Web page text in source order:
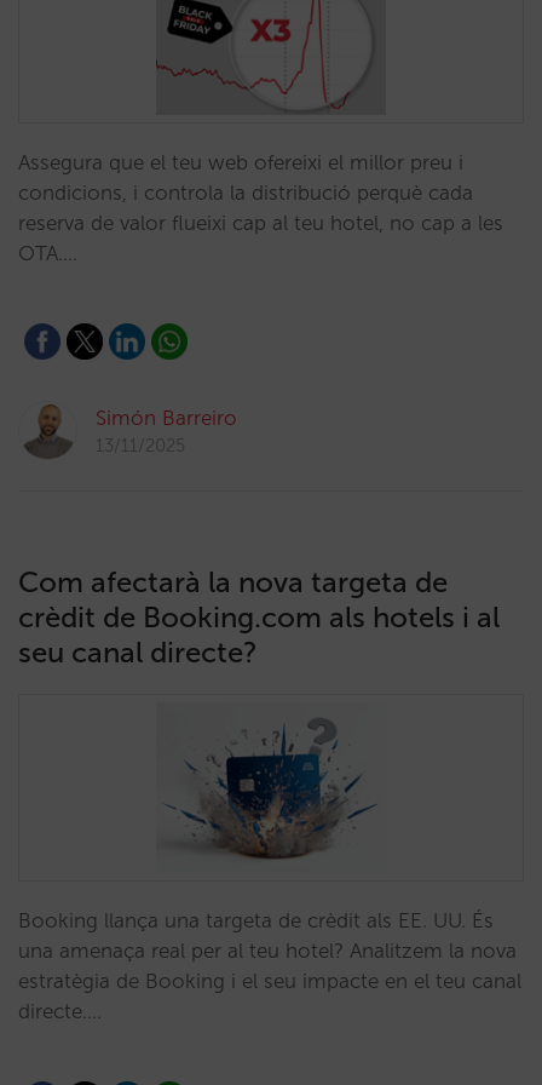
Assegura que el teu web ofereixi el millor preu i
condicions, i controla la distribució perquè cada
reserva de valor flueixi cap al teu hotel, no cap a les
OTA.…
Simón Barreiro
13/11/2025
Com afectarà la nova targeta de
crèdit de Booking.com als hotels i al
seu canal directe?
Booking llança una targeta de crèdit als EE. UU. És
una amenaça real per al teu hotel? Analitzem la nova
estratègia de Booking i el seu impacte en el teu canal
directe.…